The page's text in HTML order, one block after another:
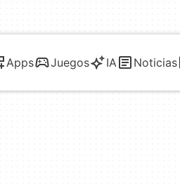
Apps Juegos IA Noticias